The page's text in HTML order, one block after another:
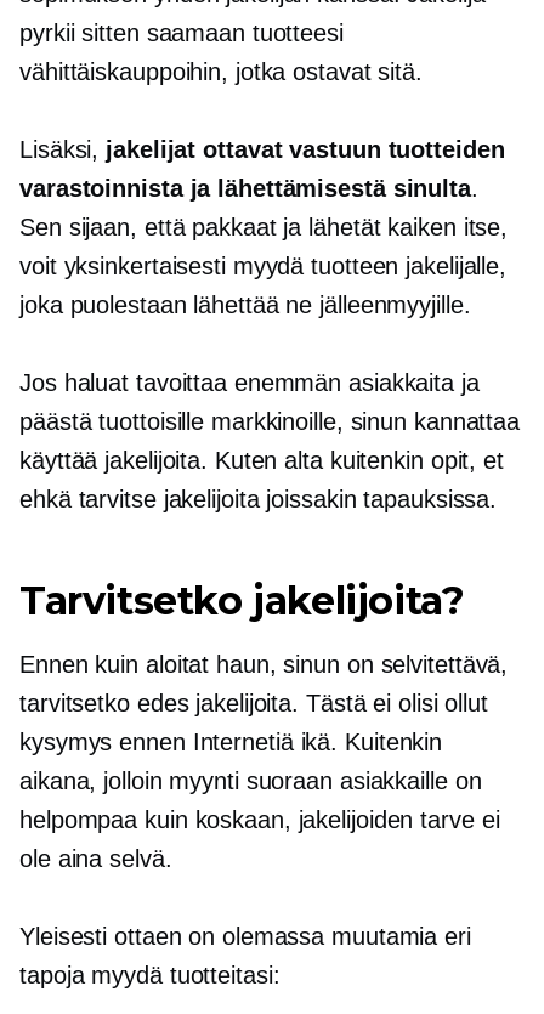
pyrkii sitten saamaan tuotteesi
vähittäiskauppoihin, jotka ostavat sitä.
Lisäksi, jakelijat ottavat vastuun tuotteiden
varastoinnista ja lähettämisestä sinulta.
Sen sijaan, että pakkaat ja lähetät kaiken itse,
voit yksinkertaisesti myydä tuotteen jakelijalle,
joka puolestaan ​​lähettää ne jälleenmyyjille.
Jos haluat tavoittaa enemmän asiakkaita ja
päästä tuottoisille markkinoille, sinun kannattaa
käyttää jakelijoita. Kuten alta kuitenkin opit, et
ehkä tarvitse jakelijoita joissakin tapauksissa.
Tarvitsetko jakelijoita?
Ennen kuin aloitat haun, sinun on selvitettävä,
tarvitsetko edes jakelijoita. Tästä ei olisi ollut
kysymysennen Internetiäikä. Kuitenkin
aikana, jolloin myynti suoraan asiakkaille on
helpompaa kuin koskaan, jakelijoiden tarve ei
ole aina selvä.
Yleisesti ottaen on olemassa muutamia eri
tapoja myydä tuotteitasi: